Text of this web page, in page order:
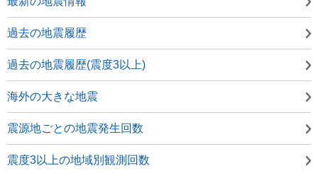
過去の地震履歴
過去の地震履歴(震度3以上)
海外の大きな地震
震源地ごとの地震発生回数
震度3以上の地域別観測回数